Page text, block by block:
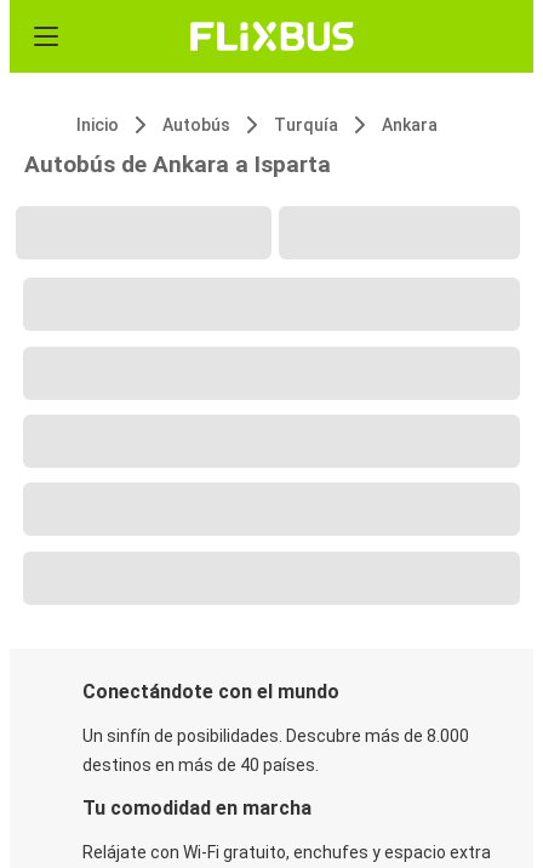
Inicio Autobús Turquía Ankara
Autobús de Ankara a Isparta
Conectándote con el mundo
Un sinfín de posibilidades. Descubre más de 8.000
destinos en más de 40 países.
Tu comodidad en marcha
Relájate con Wi-Fi gratuito, enchufes y espacio extra